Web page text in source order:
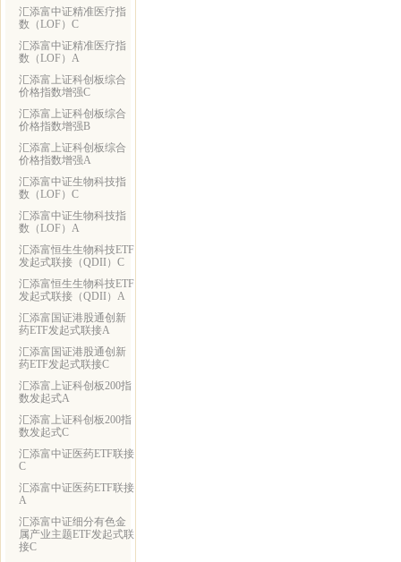
汇添富中证精准医疗指
数（LOF）C
汇添富中证精准医疗指
数（LOF）A
汇添富上证科创板综合
价格指数增强C
汇添富上证科创板综合
价格指数增强B
汇添富上证科创板综合
价格指数增强A
汇添富中证生物科技指
数（LOF）C
汇添富中证生物科技指
数（LOF）A
汇添富恒生生物科技ETF
发起式联接（QDII）C
汇添富恒生生物科技ETF
发起式联接（QDII）A
汇添富国证港股通创新
药ETF发起式联接A
汇添富国证港股通创新
药ETF发起式联接C
汇添富上证科创板200指
数发起式A
汇添富上证科创板200指
数发起式C
汇添富中证医药ETF联接
C
汇添富中证医药ETF联接
A
汇添富中证细分有色金
属产业主题ETF发起式联
接C